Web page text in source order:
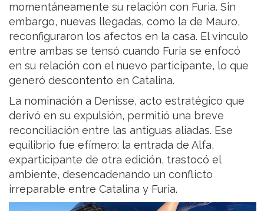
momentáneamente su relación con Furia. Sin
embargo, nuevas llegadas, como la de Mauro,
reconfiguraron los afectos en la casa. El vínculo
entre ambas se tensó cuando Furia se enfocó
en su relación con el nuevo participante, lo que
generó descontento en Catalina.
La nominación a Denisse, acto estratégico que
derivó en su expulsión, permitió una breve
reconciliación entre las antiguas aliadas. Ese
equilibrio fue efímero: la entrada de Alfa,
exparticipante de otra edición, trastocó el
ambiente, desencadenando un conflicto
irreparable entre Catalina y Furia.